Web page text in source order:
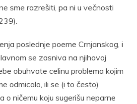
sme razrešiti, pa ni u večnosti
poslednje poeme Crnjanskog, i
se zasniva na njihovoj
obuhvate celinu problema kojim
odmicalo, ili se (i to često)
o ničemu koju sugerišu neparne